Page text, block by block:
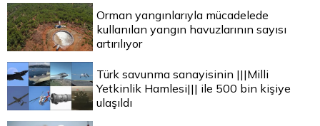
Orman yangınlarıyla mücadelede
kullanılan yangın havuzlarının sayısı
artırılıyor
Türk savunma sanayisinin |||Milli
Yetkinlik Hamlesi||| ile 500 bin kişiye
ulaşıldı